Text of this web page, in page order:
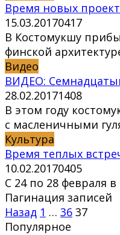
Время новых
15.03.20170417
В Костомукшу
финской
Видео
ВИДЕО:
28.02.20171408
В этом году
с масленичными
Культура
Время теплых
10.02.20170405
С 24 по 28 февраля
Пагинация записей
Назад 1 … 36 37
Популярное